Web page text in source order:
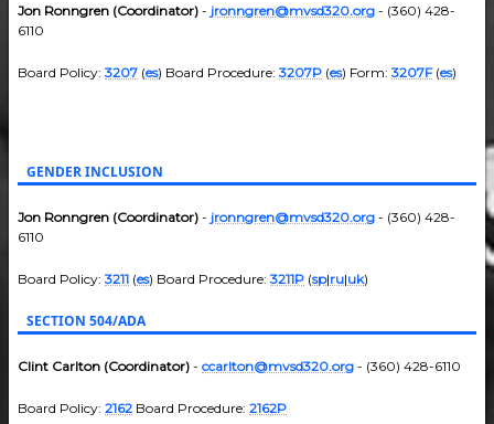
Jon Ronngren (Coordinator) - jronngren@mvsd320.org - (360) 428-
6110
Board Policy:3207 (es) Board Procedure:3207P (es) Form:3207F(es)
GENDER INCLUSION
Jon Ronngren (Coordinator) - jronngren@mvsd320.org - (360) 428-
6110
Board Policy:3211 (es) Board Procedure:3211P (sp|ru|uk)
SECTION 504/ADA
Clint Carlton (Coordinator) - ccarlton@mvsd320.org - (360) 428-6110
Board Policy: 2162 Board Procedure: 2162P